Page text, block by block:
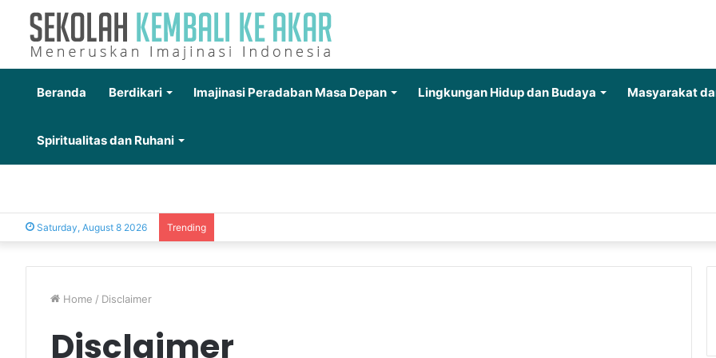
Beranda Berdikari Imajinasi Peradaban Masa Depan Lingkungan Hidup dan Budaya Masyarakat
Spiritualitas dan Ruhani
Saturday, August 8 2026 Trending
Home / Disclaimer
Disclaimer